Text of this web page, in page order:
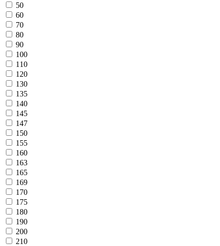
50
60
70
80
90
100
110
120
130
135
140
145
147
150
155
160
163
165
169
170
175
180
190
200
210